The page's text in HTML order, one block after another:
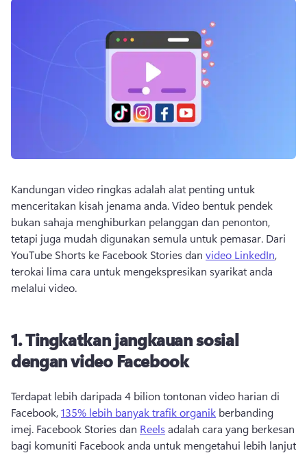
Kandungan video ringkas adalah alat penting untuk
menceritakan kisah jenama anda. Video bentuk pendek
bukan sahaja menghiburkan pelanggan dan penonton,
tetapi juga mudah digunakan semula untuk pemasar. Dari
YouTube Shorts ke Facebook Stories dan video LinkedIn,
terokai lima cara untuk mengekspresikan syarikat anda
melalui video.
1. Tingkatkan jangkauan sosial
dengan video Facebook
Terdapat lebih daripada 4 bilion tontonan video harian di
Facebook, 135% lebih banyak trafik organik berbanding
imej. Facebook Stories dan Reels adalah cara yang berkesan
bagi komuniti Facebook anda untuk mengetahui lebih lanjut